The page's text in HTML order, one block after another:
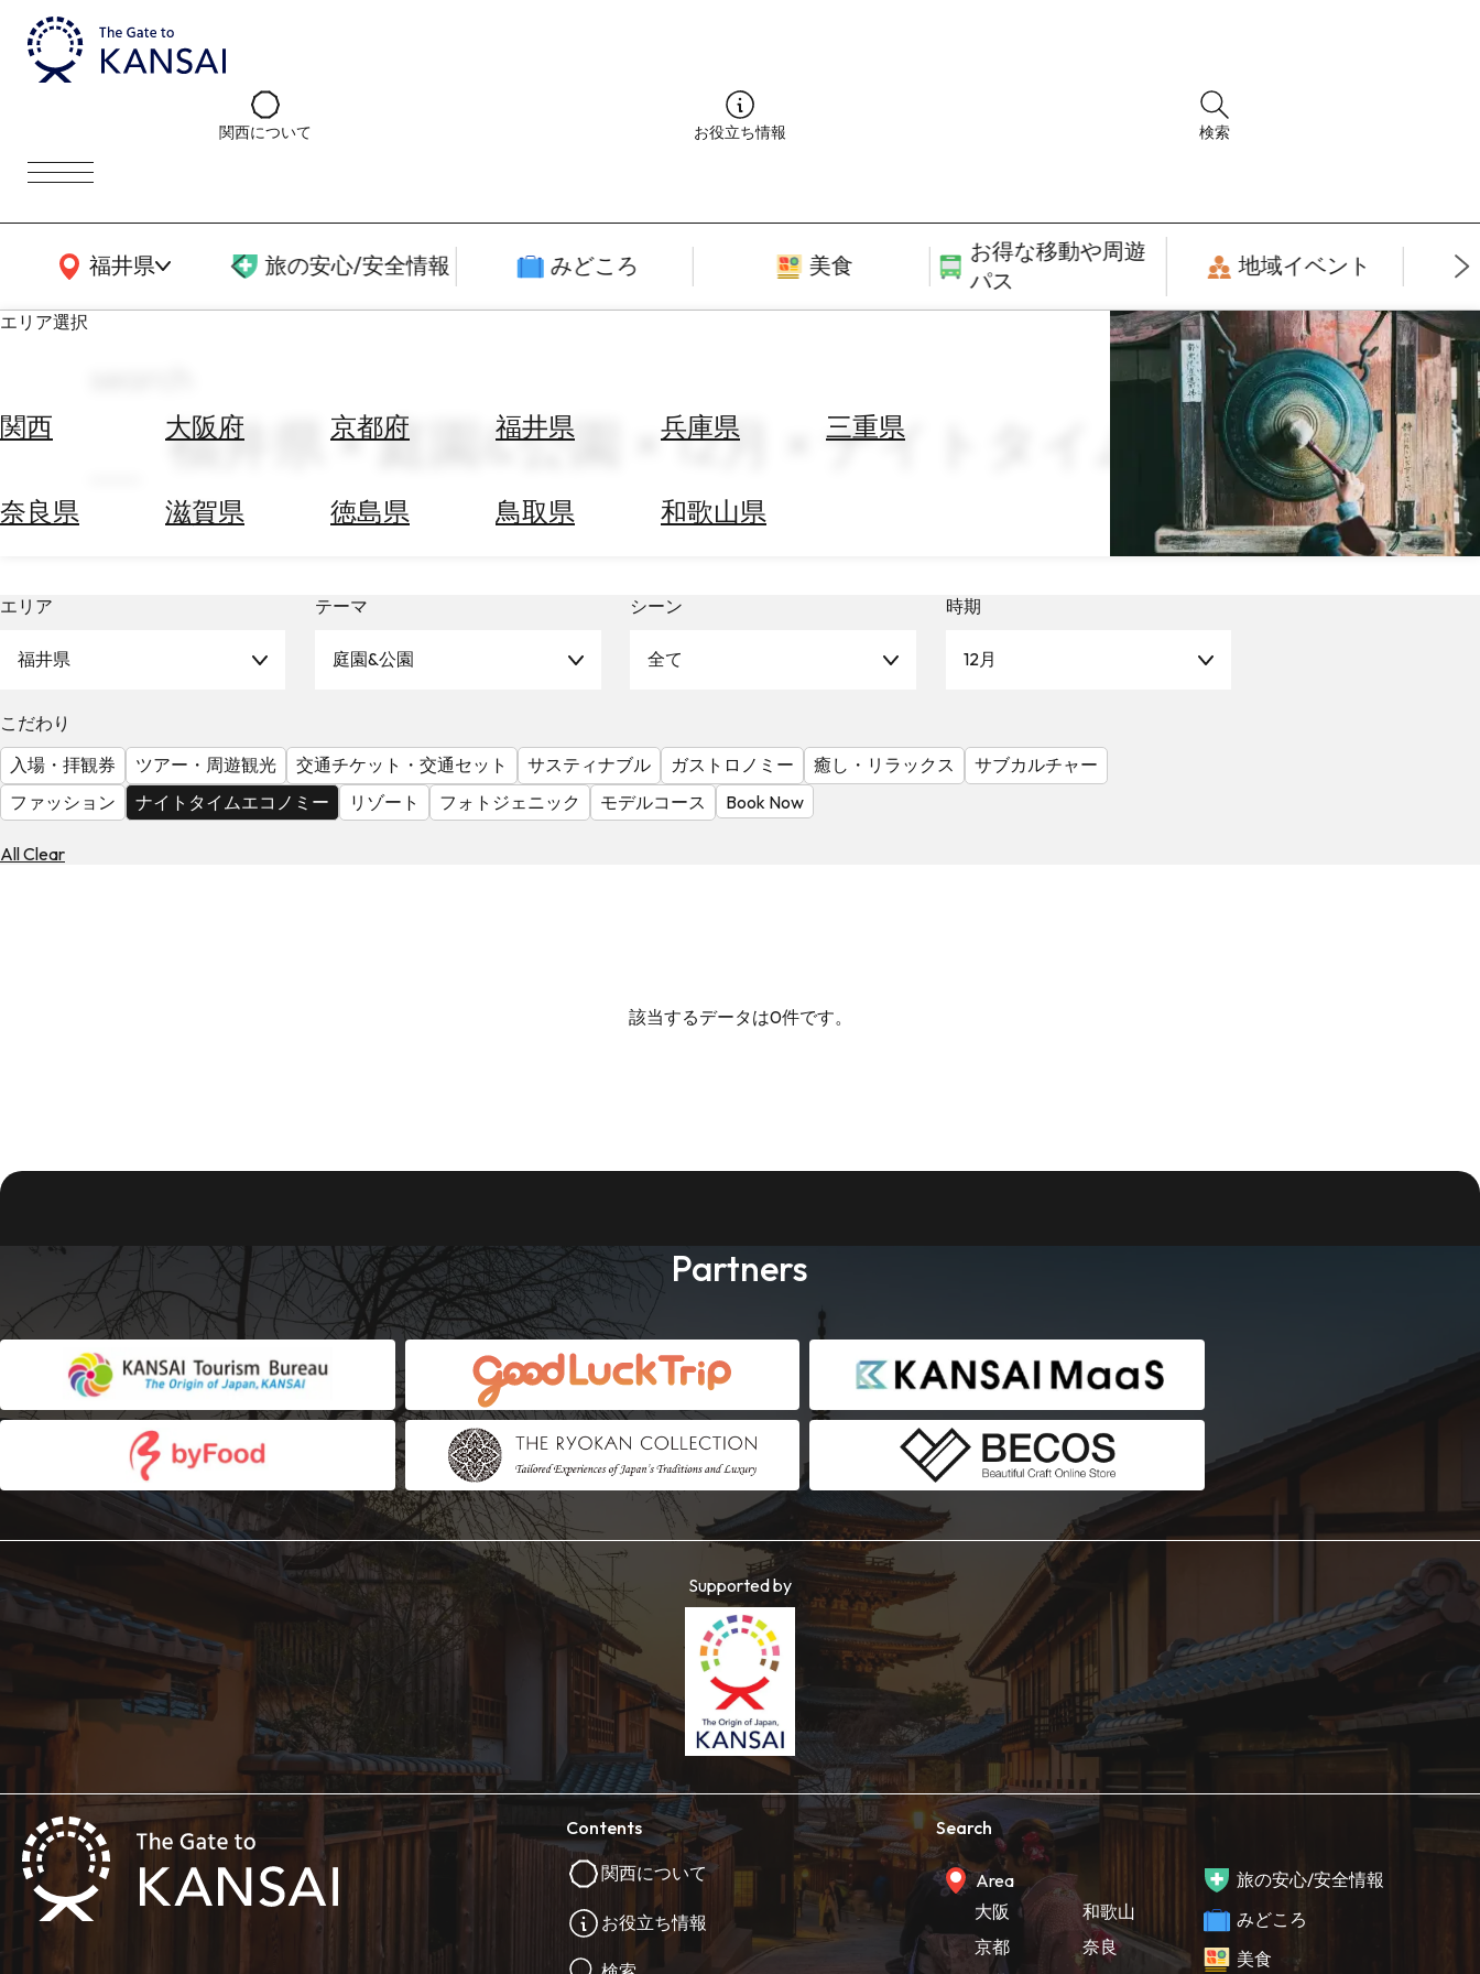
関西について お役立ち情報 検索
福井県
関西広域MAP 旅の安心/安全情報 みどころ 美食
お得な移動や周遊
パス
地域イベント
エリア選択
関西 大阪府 京都府 福井県 兵庫県 三重県
奈良県 滋賀県 徳島県 鳥取県 和歌山県
べ
る
天
気
を
見
福井県 × 庭園&公園 × 12月 × ナイトタイムエコノミ
ー
エリア
福井県
テーマ
庭園&公園
シーン
全て
時期
12月
こだわり
入場・拝観券
ツアー・周遊観光 交通チケット・交通セット サスティナブル ガストロノミー 癒し・リラックス
サブカルチャー
ファッション
ナイトタイムエコノミー リゾート フォトジェニック モデルコース Book Now
All Clear
該当するデータは0件です。
Partners
Supported by
Contents
関西について
お役立ち情報
Search
Area
大阪
京都
和歌山
奈良
旅の安心/安全情報
みどころ
美食